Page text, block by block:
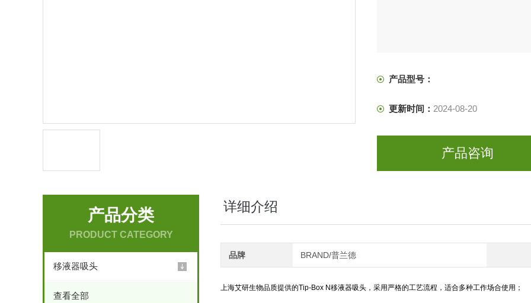
产品型号：
更新时间： 2024-08-20
产品咨询
产品分类
PRODUCT CATEGORY
移液器吸头
查看全部
详细介绍
品牌 BRAND/普兰德
上海艾研生物品质提供的Tip-Box N移液器吸头，采用严格的工艺流程，适合多种工作场合使用；